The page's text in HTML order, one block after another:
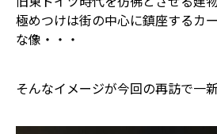
極めつけは街の中心に鎮座するカ
な像・・・
そんなイメージが今回の再訪で一